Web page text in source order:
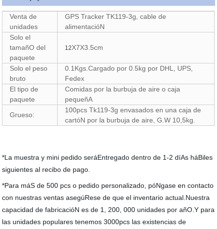
Venta de
unidades
GPS Tracker TK119-3g, cable de
alimentacióN
Solo el
tamañO del
paquete
12X7X3.5cm
Solo el peso
bruto
0.1Kgs.Cargado por 0.5kg por DHL, UPS,
Fedex
El tipo de
paquete
Comidas por la burbuja de aire o caja
pequeñA
Grueso:
100pcs Tk119-3g envasados en una caja de
cartóN por la burbuja de aire, G.W 10,5kg.
*La muestra y mini pedido seráEntregado dentro de 1-2 díAs háBiles
siguientes al recibo de pago.
*Para máS de 500 pcs o pedido personalizado, póNgase en contacto
con nuestras ventas asegúRese de que el inventario actual.Nuestra
capacidad de fabricacióN es de 1, 200, 000 unidades por añO.Y para
las unidades populares tenemos 3000pcs las existencias de